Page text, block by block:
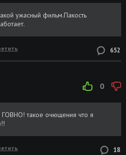
ужасный фильм.Пакость
652
0
такое очющения что я
18